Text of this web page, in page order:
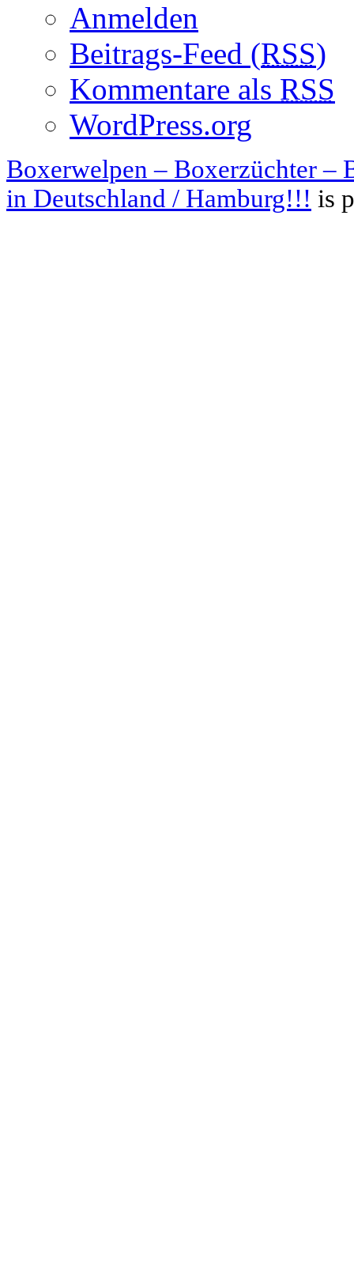
Anmelden
Beitrags-Feed (RSS)
Kommentare als RSS
WordPress.org
Boxerwelpen – Boxerzüchter –
in Deutschland / Hamburg!!! is